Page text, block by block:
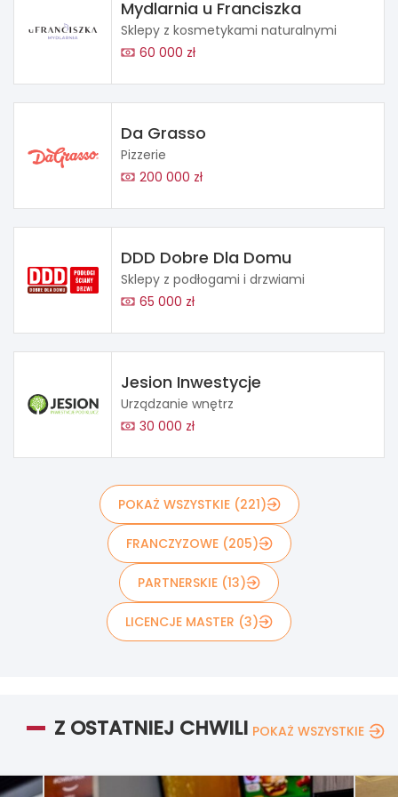
Mydlarnia u Franciszka
Sklepy z kosmetykami naturalnymi
60 000 zł
Da Grasso
Pizzerie
200 000 zł
DDD Dobre Dla Domu
Sklepy z podłogami i drzwiami
65 000 zł
Jesion Inwestycje
Urządzanie wnętrz
30 000 zł
POKAŻ WSZYSTKIE (221)
FRANCZYZOWE (205)
PARTNERSKIE (13)
LICENCJE MASTER (3)
Z OSTATNIEJ CHWILI POKAŻ WSZYSTKIE